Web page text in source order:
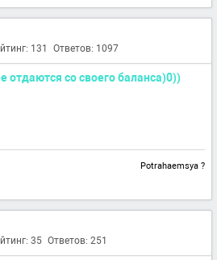
131 Ответов: 1097
со своего баланса)0))
Potrahaemsya ?
35 Ответов: 251